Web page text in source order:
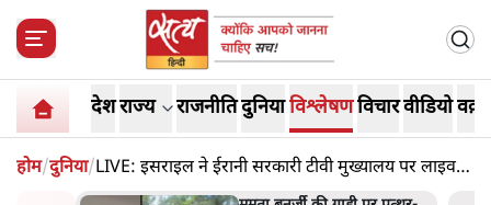
देशराज्य राजनीतिदुनियाविश्लेषणविचारवीडियो
होम/दुनिया/LIVE: इसराइल ने ईरानी सरकारी टीवी मुख्यालय पर लाइव
बुलेटिन के दौरान की बमबारी